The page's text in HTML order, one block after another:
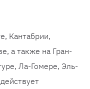
Кантабрии,
а также на Гран-
Ла-Гомере, Эль-